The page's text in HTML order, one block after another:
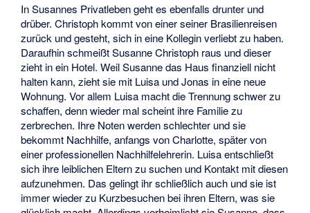
In Susannes Privatleben geht es ebenfalls drunter und
drüber. Christoph kommt von einer seiner Brasilienreisen
zurück und gesteht, sich in eine Kollegin verliebt zu haben.
Daraufhin schmeißt Susanne Christoph raus und dieser
zieht in ein Hotel. Weil Susanne das Haus finanziell nicht
halten kann, zieht sie mit Luisa und Jonas in eine neue
Wohnung. Vor allem Luisa macht die Trennung schwer zu
schaffen, denn wieder mal scheint ihre Familie zu
zerbrechen. Ihre Noten werden schlechter und sie
bekommt Nachhilfe, anfangs von Charlotte, später von
einer professionellen Nachhilfelehrerin. Luisa entschließt
sich ihre leiblichen Eltern zu suchen und Kontakt mit diesen
aufzunehmen. Das gelingt ihr schließlich auch und sie ist
immer wieder zu Kurzbesuchen bei ihren Eltern, was sie